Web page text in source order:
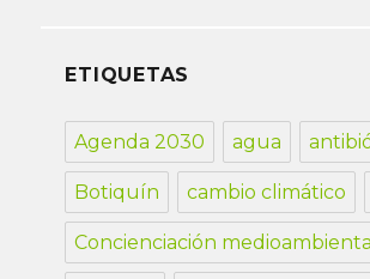
ETIQUETAS
Agenda 2030 agua
Botiquín cambio climático
Concienciación medioambiental